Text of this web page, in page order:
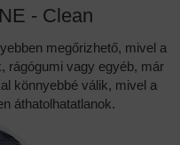
- Clean
megőrizhető, mivel a
rágógumi vagy egyéb, már
könnyebbé válik, mivel a
áthatolhatatlanok.